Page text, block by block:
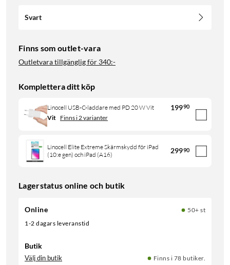
Svart
Finns som outlet-vara
Outletvara tillgänglig för 340:-
Komplettera ditt köp
Linocell USB-C-laddare med PD 20 W Vit 19990
Vit Finns i 2 varianter
Linocell Elite Extreme Skärmskydd för iPad
(10:e gen) och iPad (A16)
29990
Lagerstatus online och butik
Online
50+ st
1-2 dagars leveranstid
Butik
Välj din butik Finns i 78 butiker.